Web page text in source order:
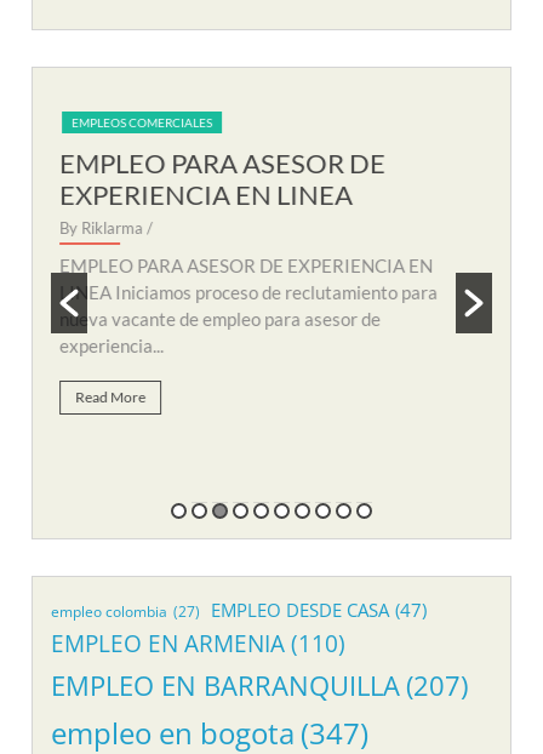
EMPLEOS COMERCIALES
EMPLEO PARA AUXILIAR DE
SOPORTE REMOTO
By Riklarma/
EMPLEO PARA AUXILIAR DE SOPORTE
REMOTO Iniciamos nuevo proceso de consecución
y búsqueda de personal para suplir vacante de
empleo...
Read More
empleo colombia (27) EMPLEO DESDE CASA (47)
EMPLEO EN ARMENIA (110)
EMPLEO EN BARRANQUILLA(207)
empleo en bogota (347)